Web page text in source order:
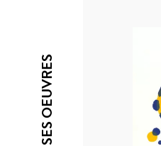
SES OEUVRES